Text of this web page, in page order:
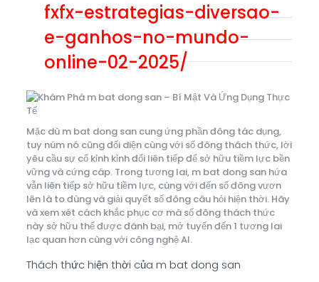
fxfx-estrategias-diversao-
e-ganhos-no-mundo-
online-02-2025/
Mặc dù m bat dong san cung ứng phần đông tác dụng,
tuy núm nó cũng đối diện cùng với số đông thách thức, lời
yêu cầu sự cố kỉnh kỉnh đổi liên tiếp để sở hữu tiềm lực bền
vững và cứng cáp. Trong tương lai, m bat dong san hứa
vẫn liên tiếp sở hữu tiềm lực, cùng với đến số đông vươn
lên là to đùng và giải quyết số đông câu hỏi hiện thời. Hãy
và xem xét cách khắc phục cơ mà số đông thách thức
này sở hữu thể được đánh bại, mở tuyến đến 1 tương lai
lạc quan hơn cùng với công nghệ AI.
Thách thức hiện thời của m bat dong san